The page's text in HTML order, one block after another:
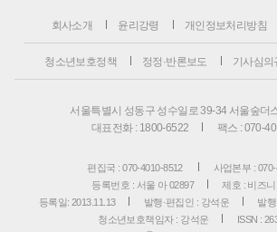
회사소개 윤리강령 개인정보처리방침
청소년보호정책 정정·반론보도 기사심의
서울특별시 성동구 성수일로 39-34 서울숲더
대표전화 : 1800-6522
팩스 : 070-
편집국 : 070-4010-8512
사업본부 :
등록번호 : 서울 아 02897
제호 : 비즈
등록일: 2013.11.13
발행·편집인 : 강석운
발
청소년보호책임자 : 강석운
ISSN :